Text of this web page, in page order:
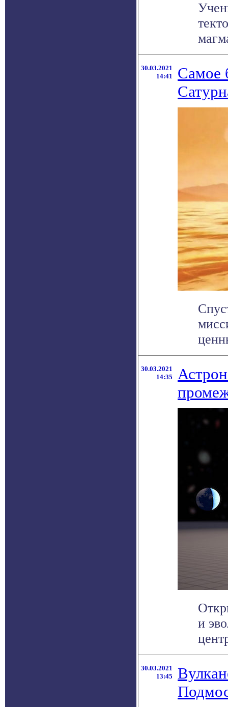
30.03.2021
14:41
Самое
30.03.2021
14:35
и
30.03.2021
13:45